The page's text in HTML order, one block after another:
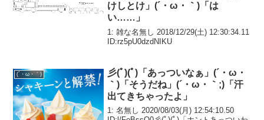
けしとけ」(´・ω・｀)「は
い……」
1: 雑な名無し 2018/12/29(土) 12:30:34.11
ID:rz5pU0dzdNIKU
(´・ω・｀)
彡(ﾟ)(ﾟ)「あっついなぁ」(´・ω・
｀)「そうだね」(´・ω・｀;)「汗
出てきちゃったよ」
1: 名無し 2020/08/03(月) 12:54:10.50